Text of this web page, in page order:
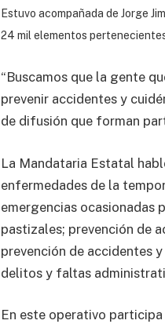
Estuvo acompañada de Jorge
24 mil elementos
“Buscamos que la gente
prevenir accidentes y
de difusión que forman
La Mandataria Estatal
enfermedades de la
emergencias ocasionadas
pastizales; prevención de
prevención de accidentes
delitos y faltas
En este operativo